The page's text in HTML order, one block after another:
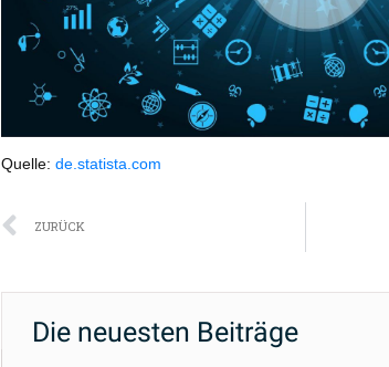
Quelle: de.statista.com
Zurück
ZURÜCK
Die neuesten Beiträge